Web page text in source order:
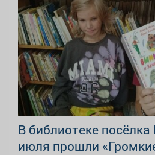
В библиотеке
июля прошли